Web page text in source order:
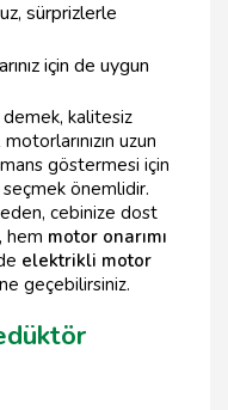
sürprizlerle
için de uygun
demek, kalitesiz
motorlarınızın uzun
göstermesi için
önemlidir.
cebinize dost
hem motor onarımı
elektrikli motor
geçebilirsiniz.